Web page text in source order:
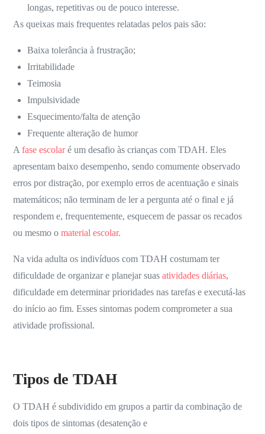
longas, repetitivas ou de pouco interesse.
As queixas mais frequentes relatadas pelos pais são:
Baixa tolerância à frustração;
Irritabilidade
Teimosia
Impulsividade
Esquecimento/falta de atenção
Frequente alteração de humor
Afase escolaré um desafio às crianças com TDAH. Eles
apresentam baixo desempenho, sendo comumente observado
errospor distração, por exemplo erros de acentuação e sinais
matemáticos; não terminam de ler a pergunta até o final e já
respondem e, frequentemente, esquecem de passar os recados
ou mesmo omaterial escolar.
Na vida adulta os indivíduos com TDAHcostumam ter
dificuldade de organizar e planejar suasatividades diárias,
dificuldade em determinar prioridades nas tarefas e executá-las
do início ao fim. Esses sintomas podem comprometer a sua
atividade profissional.
Tipos de TDAH
O TDAH é subdividido em gruposa partir da combinação de
dois tipos de sintomas (desatenção e